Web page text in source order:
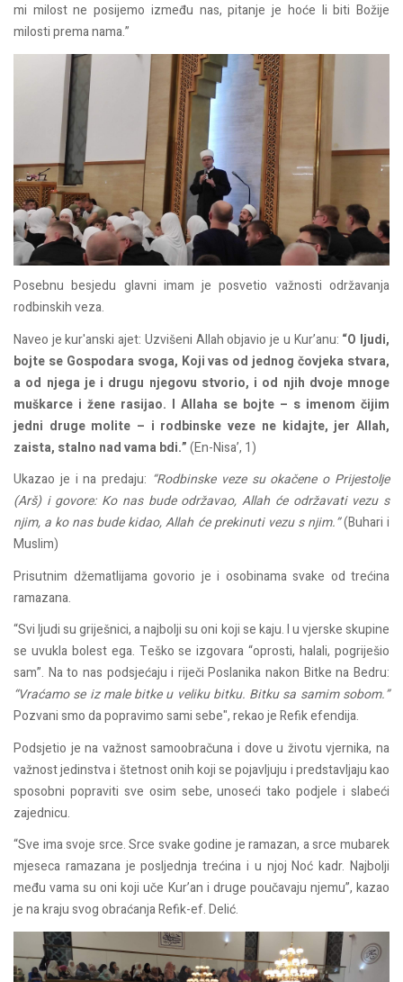
mi milost ne posijemo između nas, pitanje je hoće li biti Božije
milosti prema nama.”
Posebnu besjedu glavni imam je posvetio važnosti održavanja
rodbinskih veza.
Naveo je kur'anski ajet: Uzvišeni Allah objavio je u Kur’anu: “O ljudi,
bojte se Gospodara svoga, Koji vas od jednog čovjeka stvara,
a od njega je i drugu njegovu stvorio, i od njih dvoje mnoge
muškarce i žene rasijao. I Allaha se bojte – s imenom čijim
jedni druge molite – i rodbinske veze ne kidajte, jer Allah,
zaista, stalno nad vama bdi.”(En-Nisa’, 1)
Ukazao je i na predaju: “Rodbinske veze su okačene o Prijestolje
(Arš) i govore: Ko nas bude održavao, Allah će održavati vezu s
njim, a ko nas bude kidao, Allah će prekinuti vezu s njim.”(Buhari i
Muslim)
Prisutnim džematlijama govorio je i osobinama svake od trećina
ramazana.
“Svi ljudi su griješnici, a najbolji su oni koji se kaju. I u vjerske skupine
se uvukla bolest ega. Teško se izgovara “oprosti, halali, pogriješio
sam”. Na to nas podsjećaju i riječi Poslanika nakon Bitke na Bedru:
“Vraćamo se iz male bitke u veliku bitku. Bitku sa samim sobom.”
Pozvani smo da popravimo sami sebe", rekao je Refik efendija.
Podsjetio je na važnost samoobračuna i dove u životu vjernika, na
važnost jedinstva i štetnost onih koji se pojavljuju i predstavljaju kao
sposobni popraviti sve osim sebe, unoseći tako podjele i slabeći
zajednicu.
“Sve ima svoje srce. Srce svake godine je ramazan, a srce mubarek
mjeseca ramazana je posljednja trećina i u njoj Noć kadr. Najbolji
među vama su oni koji uče Kur’an i druge poučavaju njemu”, kazao
je na kraju svog obraćanja Refik-ef. Delić.